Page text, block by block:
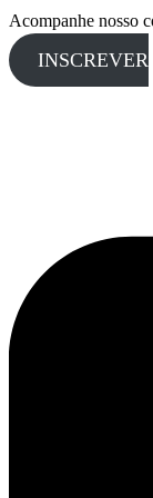
Acompanhe nosso
INSCREVER